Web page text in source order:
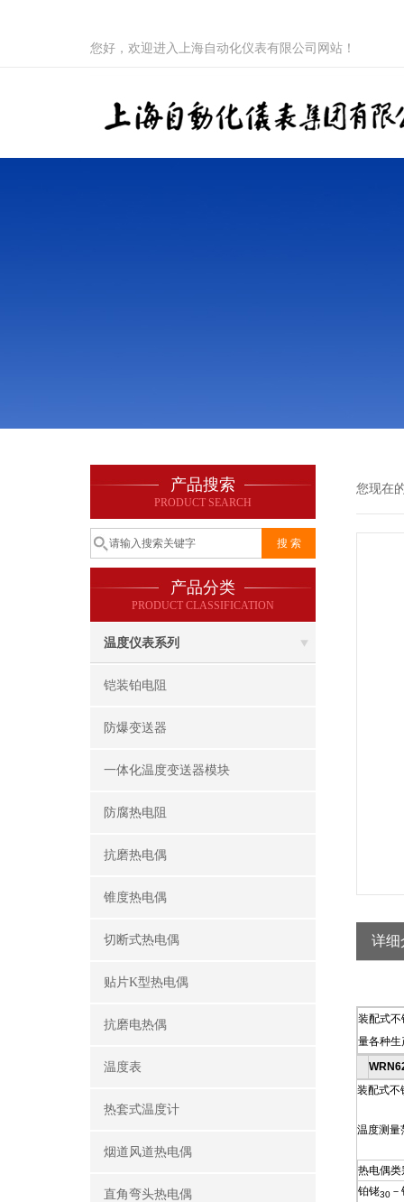
您好，欢迎进入上海自动化仪表有限公司网站！
产品搜索
PRODUCT SEARCH
产品分类
PRODUCT CLASSIFICATION
温度仪表系列
铠装铂电阻
防爆变送器
一体化温度变送器模块
防腐热电阻
抗磨热电偶
锥度热电偶
切断式热电偶
贴片K型热电偶
抗磨电热偶
温度表
热套式温度计
烟道风道热电偶
直角弯头热电偶
您现在
详细
装配式
量各种
装配式不
温度测量
热电偶类
铂铑30